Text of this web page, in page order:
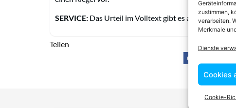
zustimmen,
verarbeiten.
Merkmale
Dienste
Cookies
Cookie-
SERVICE: Das Urteil im Volltext gibt es auf
Teilen